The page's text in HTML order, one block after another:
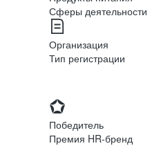
Сферы деятельности
Организация
Тип регистрации
Победитель
Премия HR-бренд